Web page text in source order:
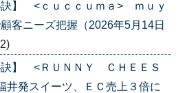
訣】 <ｃｕｃｃｕｍａ> ｍｕｙ
客ニーズ把握（2026年5月14日
訣】 <ＲＵＮＮＹ ＣＨＥＥＳ
発スイーツ、ＥＣ売上３倍に